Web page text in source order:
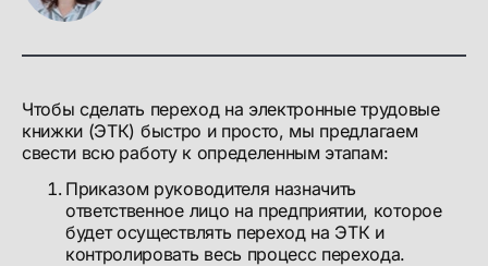
Чтобы сделать переход на электронные трудовые
книжки (ЭТК) быстро и просто, мы предлагаем
свести всю работу к определенным этапам:
Приказом руководителя назначить
ответственное лицо на предприятии, которое
будет осуществлять переход на ЭТК и
контролировать весь процесс перехода.